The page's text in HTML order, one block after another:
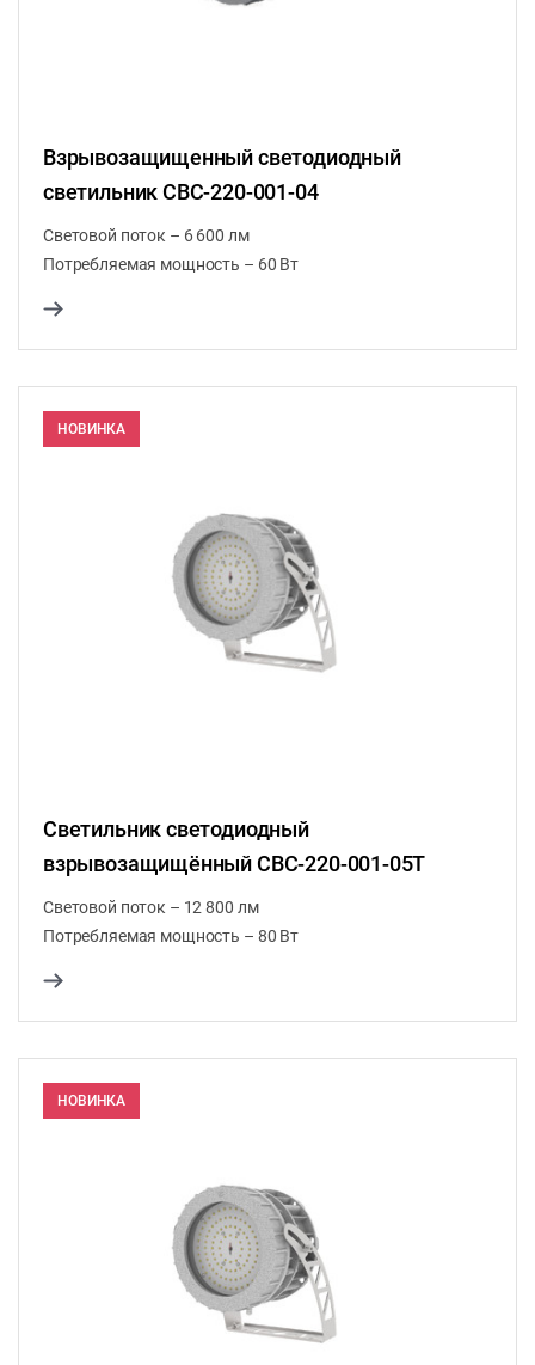
Взрывозащищенный светодиодный
светильник CВС-220-001-04
Световой поток – 6 600 лм
Потребляемая мощность – 60 Вт
НОВИНКА
Светильник светодиодный
взрывозащищённый СВС-220-001-05Т
Световой поток – 12 800 лм
Потребляемая мощность – 80 Вт
НОВИНКА